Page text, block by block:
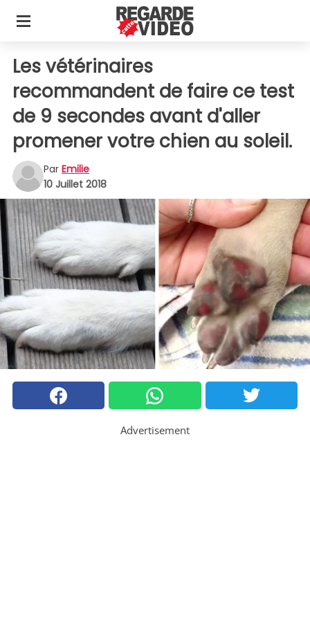
Les vétérinaires
recommandent de faire ce test
de 9 secondes avant d'aller
promener votre chien au soleil.
Par Emilie
10 Juillet 2018
Advertisement